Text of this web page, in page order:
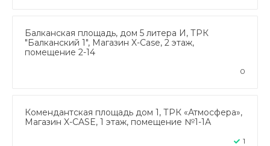
Балканская площадь, дом 5 литера И, ТРК
"Балканский 1", Магазин X-Case, 2 этаж,
помещение 2-14
0
Комендантская площадь дом 1, ТРК «Атмосфера»,
Магазин X-CASE, 1 этаж, помещение №1-1А
1